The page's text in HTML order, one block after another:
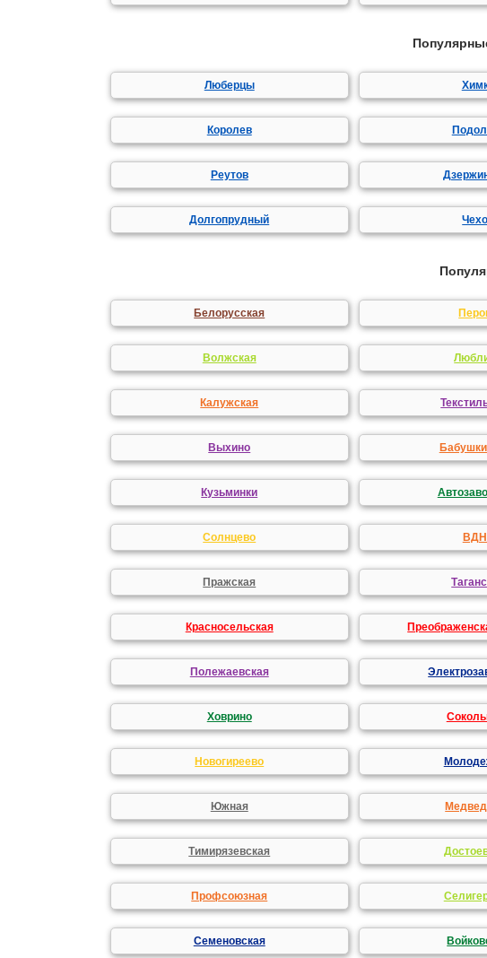
Люберцы
Королев
Реутов
Долгопрудный
Белорусская
Волжская
Калужская
Выхино
Кузьминки
Солнцево
Пражская
Красносельская
Полежаевская
Ховрино
Новогиреево
Южная
Тимирязевская
Профсоюзная
Семеновская